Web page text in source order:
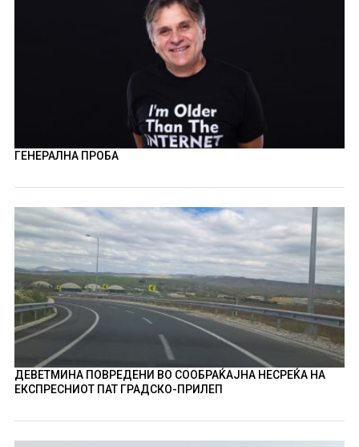
ГЕНЕРАЛНА ПРОБА
ДЕВЕТМИНА ПОВРЕДЕНИ ВО СООБРАЌАЈНА НЕСРЕЌА НА
ЕКСПРЕСНИОТ ПАТ ГРАДСКО-ПРИЛЕП